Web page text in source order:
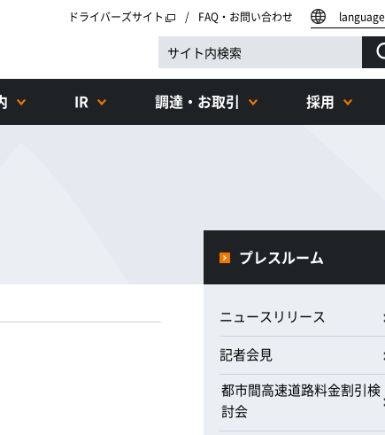
ドライバーズサイト FAQ・お問い合わせ language
IR 調達・お取引 採用
プレスルーム
ニュースリリース
記者会見
都市間高速道路料金割引検
討会